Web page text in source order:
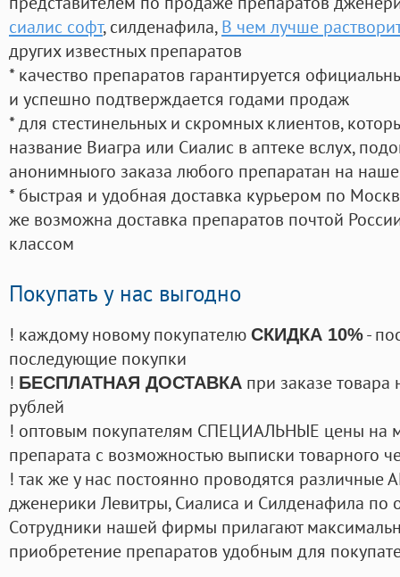
сиалис софт, силденафила, В чем лучше
других известных препаратов
* качество препаратов гарантируется
и успешно подтверждается годами продаж
* для стестинельных и скромных клиентов,
название Виагра или Сиалис в аптеке вслух,
анонимныого заказа любого препаратан на
* быстрая и удобная доставка курьером по
же возможна доставка препаратов почтой
классом
Покупать у нас выгодно
! каждому новому покупателю СКИДКА 10%-
последующие покупки
! БЕСПЛАТНАЯ ДОСТАВКА при заказе
рублей
! оптовым покупателям СПЕЦИАЛЬНЫЕ цены на
препарата с возможностью выписки товарного
! так же у нас постоянно проводятся
дженерики Левитры, Сиалиса и Силденафила по
Cотрудники нашей фирмы прилагают
приобретение препаратов удобным для